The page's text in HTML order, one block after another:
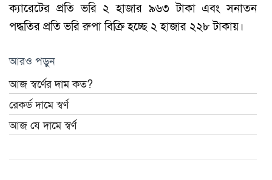
ক্যারেটের প্রতি ভরি ২ হাজার ৯৬৩ টাকা এবং সনাতন
পদ্ধতির প্রতি ভরি রুপা বিক্রি হচ্ছে ২ হাজার ২২৮ টাকায়।
আরও পড়ুন
আজ স্বর্ণের দাম কত?
রেকর্ড দামে স্বর্ণ
আজ যে দামে স্বর্ণ